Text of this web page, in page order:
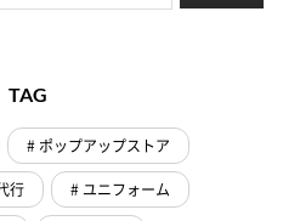
TAG
# ポップアップストア
行
# ユニフォーム